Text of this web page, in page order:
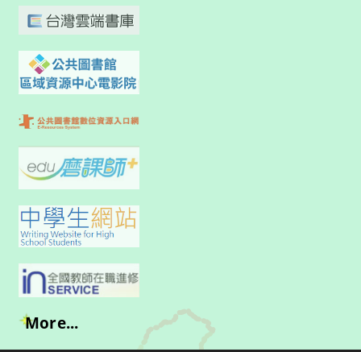
More...